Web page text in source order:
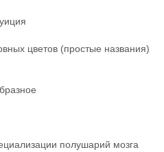
цветов (простые названия)
полушарий мозга